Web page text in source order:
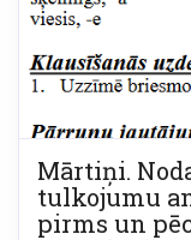
Mārtiņi.
tulkojumu
pirms un